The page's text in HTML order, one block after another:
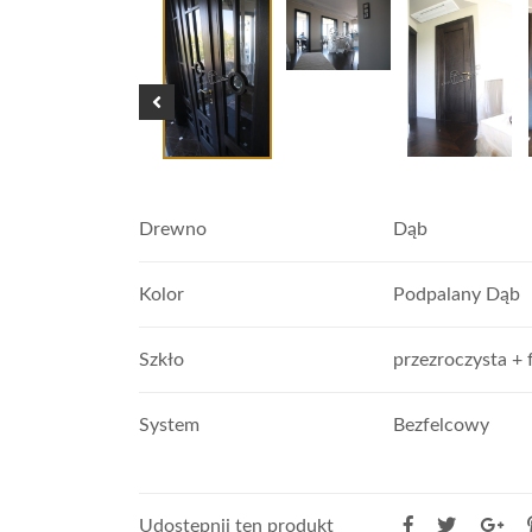
Drewno Dąb
Kolor Podpalany Dąb
Szkło przezroczysta +
System Bezfelcowy
Udostępnij ten produkt